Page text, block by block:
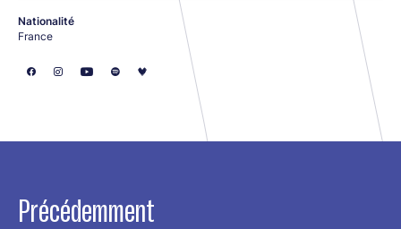
Nationalité
France
Précédemment